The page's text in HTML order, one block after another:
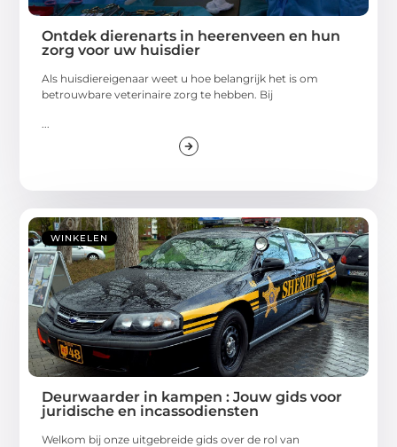
Ontdek dierenarts in heerenveen en hun
zorg voor uw huisdier
Als huisdiereigenaar weet u hoe belangrijk het is om
betrouwbare veterinaire zorg te hebben. Bij
WINKELEN
Deurwaarder in kampen : Jouw gids voor
juridische en incassodiensten
Welkom bij onze uitgebreide gids over de rol van